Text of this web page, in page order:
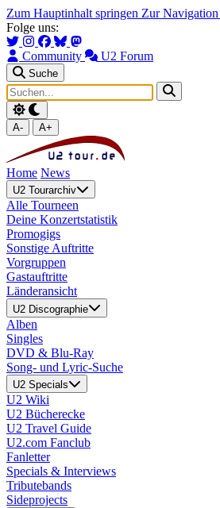
Zum Hauptinhalt springen Zur Navigation
Folge uns:
Community U2 Forum
Suche
A- A+
Home News
U2 Tourarchiv
Alle Tourneen
Deine Konzertstatistik
Promogigs
Sonstige Auftritte
Vorgruppen
Gastauftritte
Länderansicht
U2 Discographie
Alben
Singles
DVD & Blu-Ray
Song- und Lyric-Suche
U2 Specials
U2 Wiki
U2 Bücherecke
U2 Travel Guide
U2.com Fanclub
Fanletter
Specials & Interviews
Tributebands
Sideprojects